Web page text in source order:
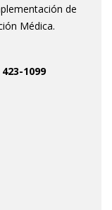
de
Médica.
1099